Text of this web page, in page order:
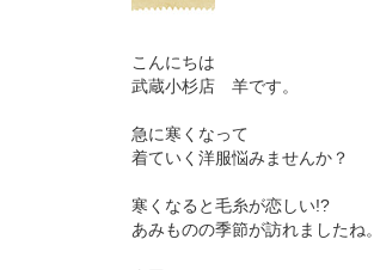
こんにちは
武蔵小杉店 羊です。
急に寒くなって
着ていく洋服悩みませんか？
寒くなると毛糸が恋しい!?
あみものの季節が訪れましたね。